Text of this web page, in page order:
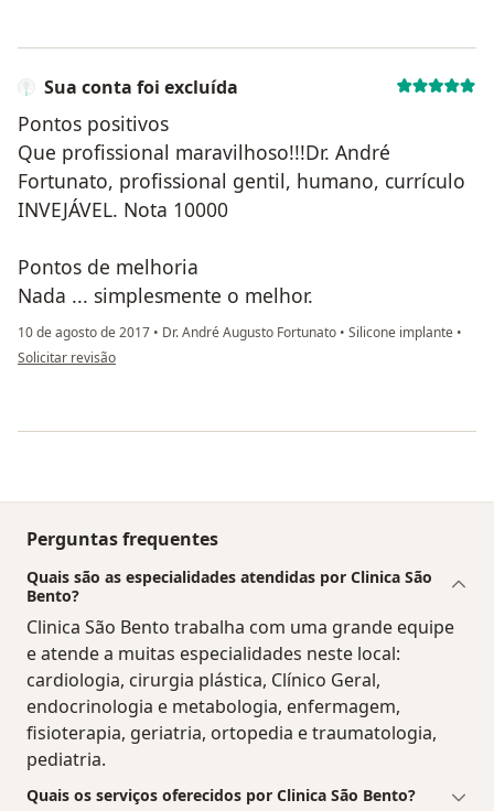
Sua conta foi excluída
Pontos positivos
Que profissional maravilhoso!!!Dr. André
Fortunato, profissional gentil, humano, currículo
INVEJÁVEL. Nota 10000
Pontos de melhoria
Nada ... simplesmente o melhor.
10 de agosto de 2017 • Dr. André Augusto Fortunato • Silicone implante •
na opinião do utilizador Sua conta foi excluída
Solicitar revisão
Perguntas frequentes
Quais são as especialidades atendidas por Clinica São
Bento?
Clinica São Bento trabalha com uma grande equipe
e atende a muitas especialidades neste local:
cardiologia, cirurgia plástica, Clínico Geral,
endocrinologia e metabologia, enfermagem,
fisioterapia, geriatria, ortopedia e traumatologia,
pediatria.
Quais os serviços oferecidos por Clinica São Bento?